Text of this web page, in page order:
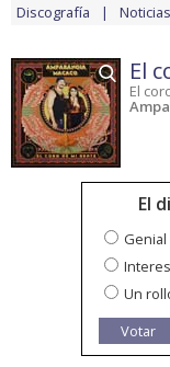
Discografía Noticias
El
El
El
Genial
Un
Votar